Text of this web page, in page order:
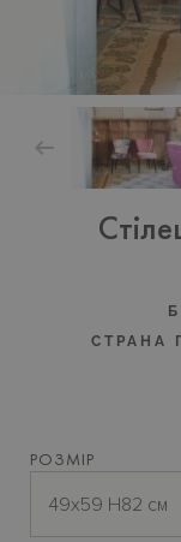
СТРАНА
РОЗМІР
49х59 H82 см